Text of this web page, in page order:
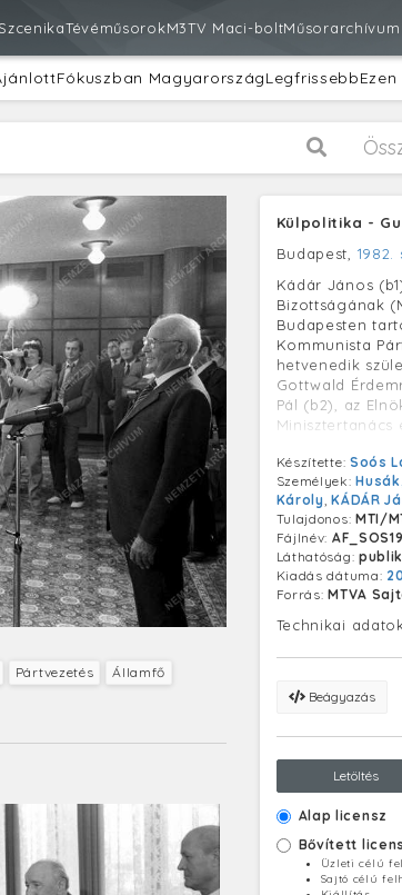
TévéműsorokM3TV Maci-boltMűsorarchívum
Fókuszban MagyarországLegfrissebb
Pártvezetés
Államfő
Külpolitika -
Budapest, 1982.
Kádár János
Bizottságának
Budapesten
Kommunista
hetvenedik
Gottwald
Pál (b2), az
Minisztertanács
Készítette: Soós
Személyek:
Károly,KÁDÁR
Tulajdonos: MTI/
Fájlnév:
Láthatóság:
Kiadás dátuma:
Forrás:MTVA
Technikai
Beágyazás
Letöltés
Alap licensz
Bővített
Üzleti célú
Sajtó célú